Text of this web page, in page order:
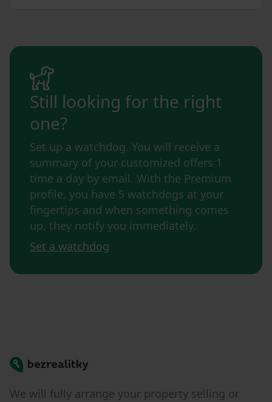
Still looking for the right
one?
Set up a watchdog. You will receive a
summary of your customized offers 1
time a day by email. With the Premium
profile, you have 5 watchdogs at your
fingertips and when something comes
up, they notify you immediately.
Set a watchdog
Bezrealitky
We will fully arrange your property selling or